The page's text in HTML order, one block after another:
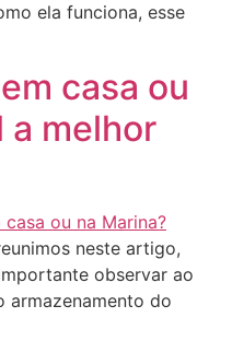
ela funciona, esse
casa ou
a melhor
neste artigo,
observar ao
armazenamento do